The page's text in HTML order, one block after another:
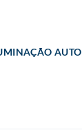
AUTO